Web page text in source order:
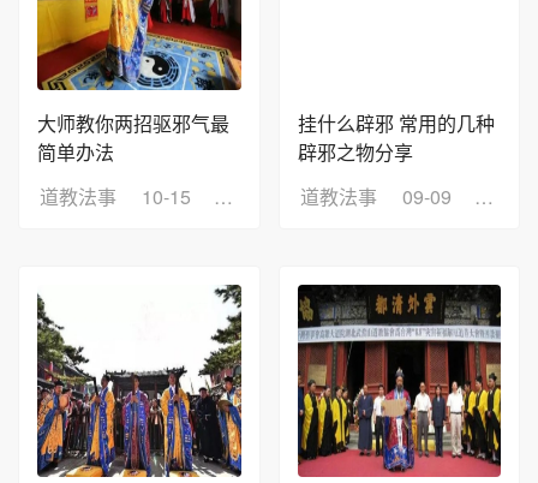
大师教你两招驱邪气最
简单办法
道教法事
10-15 浏览：8
挂什么辟邪 常用的几种
辟邪之物分享
道教法事
09-09 浏览